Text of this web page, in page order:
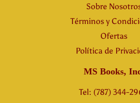
Sobre
Términos y
Ofertas
Política de
MS Books,
Tel: (787) 344-